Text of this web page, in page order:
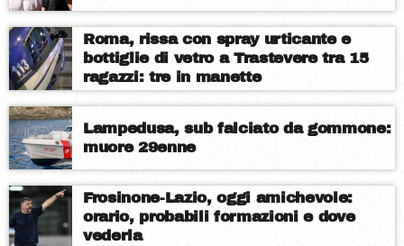
Roma, rissa con spray urticante e
bottiglie di vetro a Trastevere tra 15
ragazzi: tre in manette
Lampedusa, sub falciato da gommone:
muore 29enne
Frosinone-Lazio, oggi amichevole:
orario, probabili formazioni e dove
vederla